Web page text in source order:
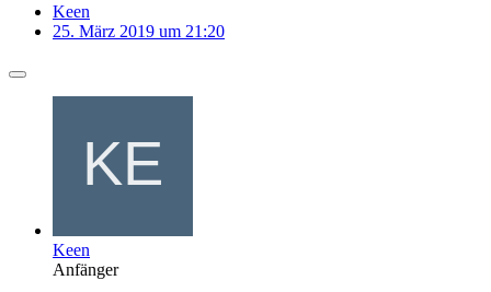
Keen
25. März 2019 um 21:20
Keen
Anfänger